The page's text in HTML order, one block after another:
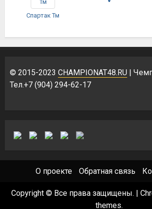
Спартак Тм
© 2015-2023 CHAMPIONAT48.RU |
Тел.+7 (904) 294-62-17
О проекте Обратная связь
Copyright © Все права защищены.
themes.